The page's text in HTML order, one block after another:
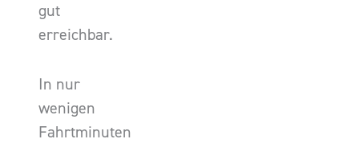
gut
erreichbar.
In nur
wenigen
Fahrtminuten